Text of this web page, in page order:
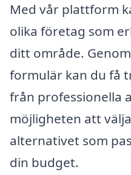
Med vår plattform
olika företag som
ditt område.
formulär kan du få
från professionella
möjligheten att
alternativet som
din budget.